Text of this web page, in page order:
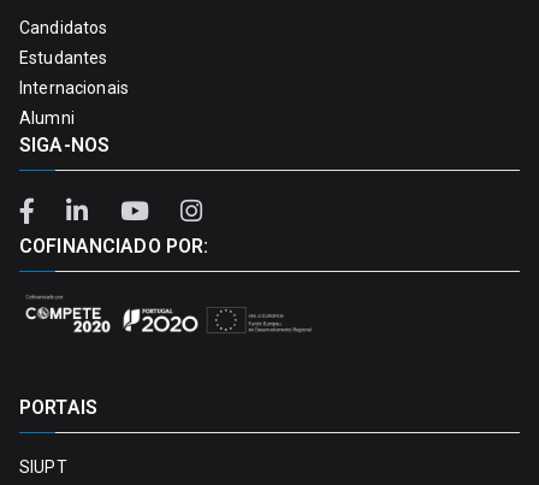
Candidatos
Estudantes
Internacionais
Alumni
SIGA-NOS
COFINANCIADO POR:
PORTAIS
SIUPT